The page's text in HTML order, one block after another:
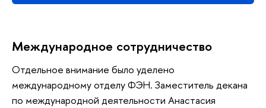
Международное сотрудничество
Отдельное внимание было уделено
международному отделу ФЭН. Заместитель декана
по международной деятельности Анастасия